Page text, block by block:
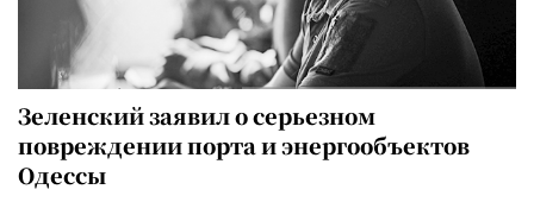
Зеленский заявил о серьезном
повреждении порта и энергообъектов
Одессы